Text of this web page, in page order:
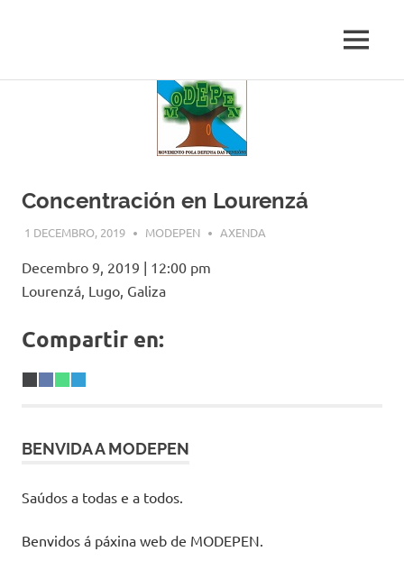
pola
Servizos
MENU
Concentración en Lourenzá
1 DECEMBRO, 2019 MODEPEN AXENDA
Decembro 9, 2019 | 12:00 pm
Lourenzá, Lugo, Galiza
Compartir en:
Share
X Share
Facebook
Share
WhatsApp
Share
Telegram
BENVIDA A MODEPEN
Saúdos a todas e a todos.
Benvidos á páxina web de MODEPEN.